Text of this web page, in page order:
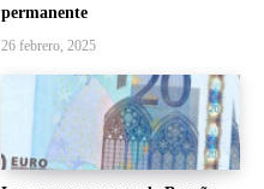
permanente
26 febrero, 2025